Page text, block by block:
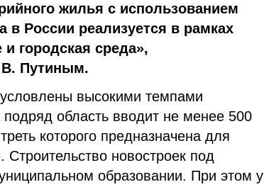
жилья с использованием
России реализуется в рамках
городская среда»,
В. Путиным.
высокими темпами
область вводит не менее 500
которого предназначена для
новостроек под
образовании. При этом у